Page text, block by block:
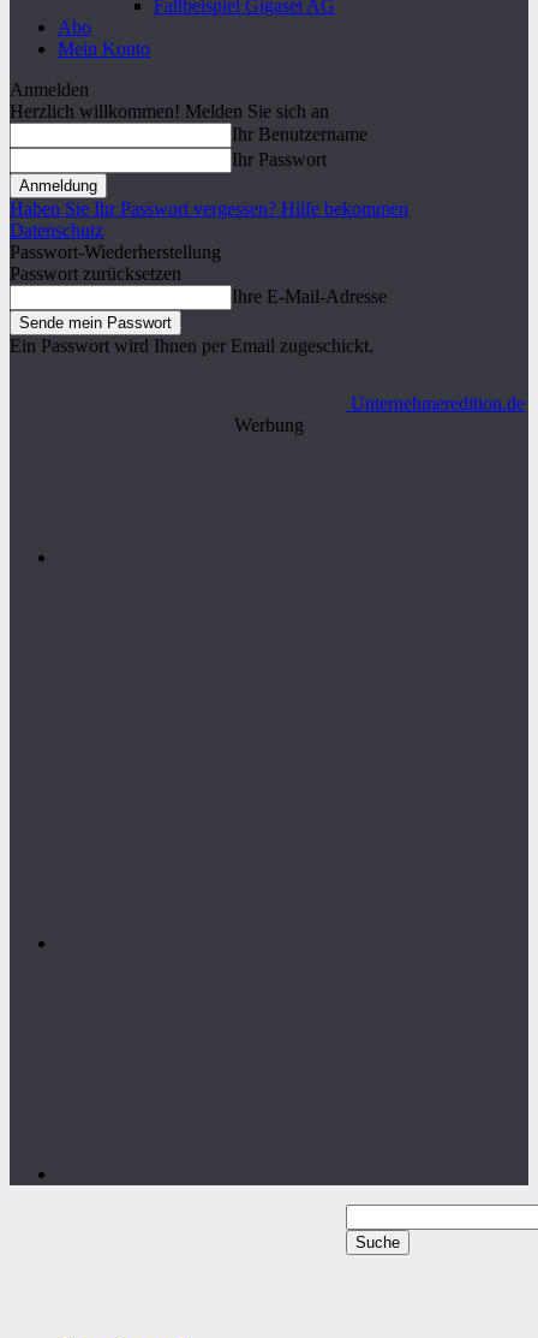
Fallbeispiel Gigaset AG
Abo
Mein Konto
Anmelden
Herzlich willkommen! Melden Sie sich an
Ihr Benutzername
Ihr Passwort
Haben Sie Ihr Passwort vergessen? Hilfe bekommen
Datenschutz
Passwort-Wiederherstellung
Passwort zurücksetzen
Ihre E-Mail-Adresse
Ein Passwort wird Ihnen per Email zugeschickt.
Unternehmeredition.de
Werbung